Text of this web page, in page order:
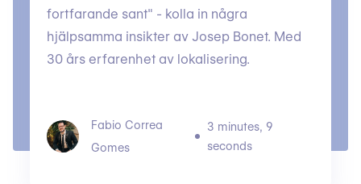
fortfarande sant" - kolla in några
hjälpsamma insikter av Josep Bonet. Med
30 års erfarenhet av lokalisering.
Fabio Correa
Gomes
3 minutes, 9
seconds